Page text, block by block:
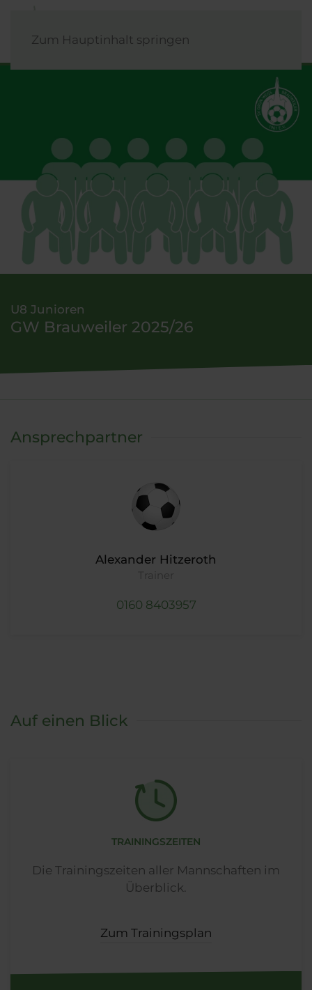
Zum Hauptinhalt springen
U8 Junioren
GW Brauweiler 2025/26
Ansprechpartner
Alexander Hitzeroth
Trainer
0160 8403957
Auf einen Blick
TRAININGSZEITEN
Die Trainingszeiten aller Mannschaften im
Überblick.
Zum Trainingsplan